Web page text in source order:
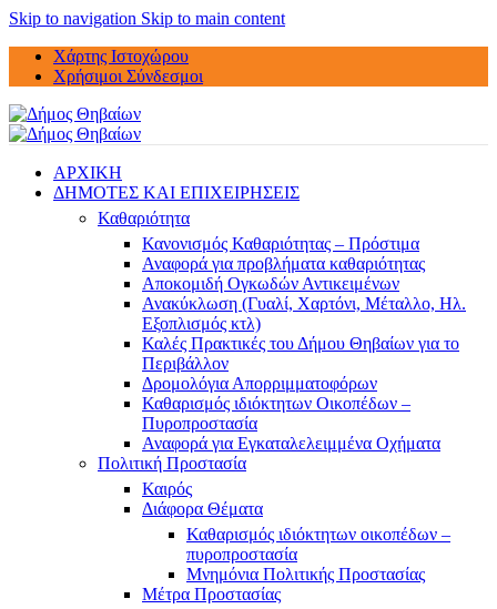
Skip to navigation Skip to main content
Χάρτης Ιστοχώρου
Χρήσιμοι Σύνδεσμοι
ΑΡΧΙΚΗ
ΔΗΜΟΤΕΣ ΚΑΙ ΕΠΙΧΕΙΡΗΣΕΙΣ
Καθαριότητα
Κανονισμός Καθαριότητας – Πρόστιμα
Αναφορά για προβλήματα καθαριότητας
Αποκομιδή Ογκωδών Αντικειμένων
Ανακύκλωση (Γυαλί, Χαρτόνι, Μέταλλο, Ηλ.
Εξοπλισμός κτλ)
Καλές Πρακτικές του Δήμου Θηβαίων για το
Περιβάλλον
Δρομολόγια Απορριμματοφόρων
Καθαρισμός ιδιόκτητων Οικοπέδων –
Πυροπροστασία
Αναφορά για Εγκαταλελειμμένα Οχήματα
Πολιτική Προστασία
Καιρός
Διάφορα Θέματα
Καθαρισμός ιδιόκτητων οικοπέδων –
πυροπροστασία
Μνημόνια Πολιτικής Προστασίας
Μέτρα Προστασίας